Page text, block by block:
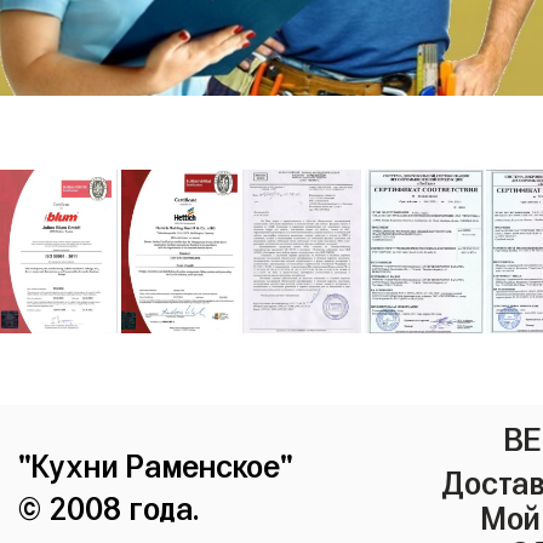
"Кухни Раменское"
© 2008 года.